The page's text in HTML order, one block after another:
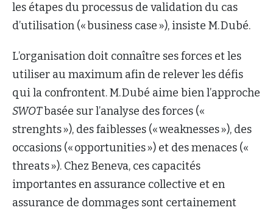
les étapes du processus de validation du cas
d’utilisation (« business case »), insiste M. Dubé.
L’organisation doit connaître ses forces et les
utiliser au maximum afin de relever les défis
qui la confrontent. M. Dubé aime bien l’approche
SWOTbasée sur l’analyse des forces («
strenghts »), des faiblesses (« weaknesses »), des
occasions (« opportunities ») et des menaces («
threats »). Chez Beneva, ces capacités
importantes en assurance collective et en
assurance de dommages sont certainement